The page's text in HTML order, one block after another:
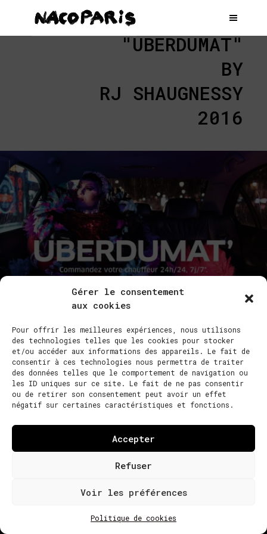
Gérer le consentement
aux cookies
Pour offrir les meilleures expériences, nous utilisons
des technologies telles que les cookies pour stocker
et/ou accéder aux informations des appareils. Le fait de
consentir à ces technologies nous permettra de traiter
des données telles que le comportement de navigation ou
les ID uniques sur ce site. Le fait de ne pas consentir
ou de retirer son consentement peut avoir un effet
négatif sur certaines caractéristiques et fonctions.
Accepter
Refuser
Voir les préférences
Politique de cookies
"UBERDUMAT"
BY
RJ SHAUGNESSY
2016
Photos : RJ SHAUGNESSY
COOKIES